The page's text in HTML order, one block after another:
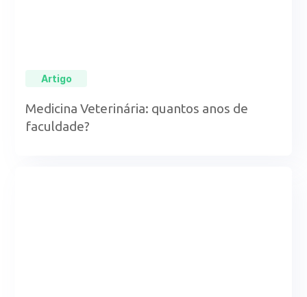
Artigo
Medicina Veterinária: quantos anos de
faculdade?